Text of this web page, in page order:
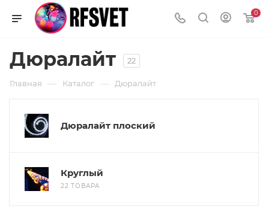
0
Дюралайт 22
Главная — Каталог — Дюралайт
Дюралайт плоский
Круглый
22 ТОВАРА